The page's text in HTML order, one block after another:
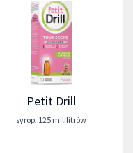
Petit Drill
syrop, 125 mililitrów